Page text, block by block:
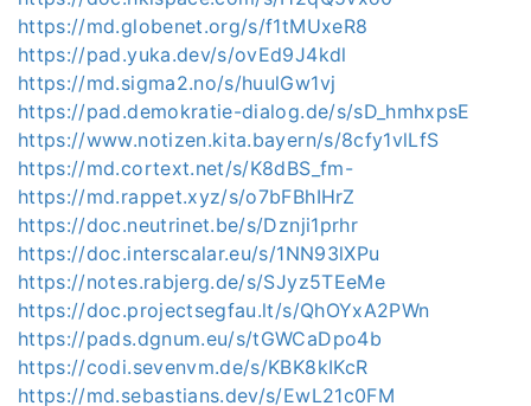
https://md.globenet.org/s/f1tMUxeR8
https://pad.yuka.dev/s/ovEd9J4kdl
https://md.sigma2.no/s/huulGw1vj
https://pad.demokratie-dialog.de/s/sD_hmhxpsE
https://www.notizen.kita.bayern/s/8cfy1vlLfS
https://md.cortext.net/s/K8dBS_fm-
https://md.rappet.xyz/s/o7bFBhIHrZ
https://doc.neutrinet.be/s/Dznji1prhr
https://doc.interscalar.eu/s/1NN93lXPu
https://notes.rabjerg.de/s/SJyz5TEeMe
https://doc.projectsegfau.lt/s/QhOYxA2PWn
https://pads.dgnum.eu/s/tGWCaDpo4b
https://codi.sevenvm.de/s/KBK8kIKcR
https://md.sebastians.dev/s/EwL21c0FM